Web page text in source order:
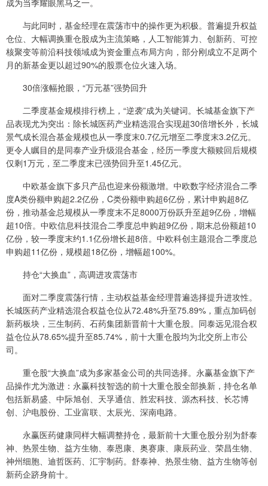
成为当季耀眼黑马之一。
与此同时，基金经理在震荡市中的操作更为积极。普遍提升权益
仓位、大幅调换重仓股成为主流策略，人工智能算力、创新药、可控
核聚变等前沿科技领域成为资金重点布局方向，部分刚成立不足两个
月的新基金更以超过90%的股票仓位火速入场。
30倍涨幅抢眼，“万元基”强势回升
二季度基金规模排行榜上，“逆袭”成为关键词。长城基金旗下产
品表现尤为突出：除长城医药产业精选混合实现超30倍增长外，长城
景气成长混合基金规模也从一季度末0.7亿元增至二季度末3.2亿元。
更令人瞩目的是同泰产业升级混合基金，经历一季度大额赎回后规模
仅剩1万元，至二季度末已强势回升至1.45亿元。
中欧基金旗下多只产品也迎来份额激增。中欧数字经济混合二季
度A类份额申购超2.2亿份，C类份额申购超6亿份，累计申购超8亿
份，推动基金总规模从一季度末不足8000万份跃升至超9亿份，增幅
超10倍。中欧信息科技混合二季度总申购超9亿份，期末总份额超10
亿份，较一季度末约1.1亿份增长超8倍。中欧科创主题混合二季度总
申购超11亿份，规模超18亿份，增幅超100%。
持仓“大换血”，高调进攻震荡市
面对二季度震荡行情，主动权益基金经理普遍选择提升进攻性。
长城医药产业精选混合权益仓位从72.48%升至75.89%，重点加码创
新药板块，三生制药、石药集团新晋前十大重仓股。同泰远见混合权
益仓位从78.65%提升至85.74%，前十大重仓股均为北交所上市公
司。
重仓股“大换血”成为多家基金公司的共同选择。永赢基金旗下产
品操作尤为激进：永赢科技智选的前十大重仓股全部换新，持仓名单
包括新易盛、中际旭创、天孚通信、胜宏科技、源杰科技、长芯博
创、沪电股份、工业富联、太辰光、深南电路。
永赢医药健康同样大幅调整持仓，最新前十大重仓股分别为舒泰
神、热景生物、益方生物、泰恩康、奥赛康、康辰药业、荣昌生物、
神州细胞、迪哲医药、汇宇制药。舒泰神、热景生物、益方生物等创
新药企跻身前十。